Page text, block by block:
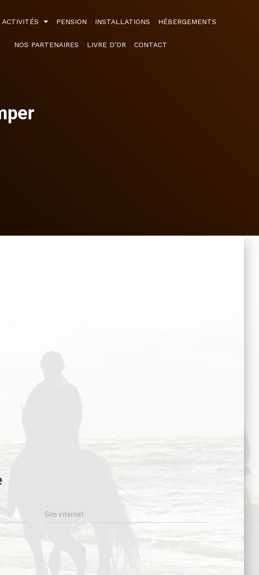
ACTIVITÉS PENSION INSTALLATIONS HÉBERGEMENTS
NOS PARTENAIRES LIVRE D’OR CONTACT
Site internet